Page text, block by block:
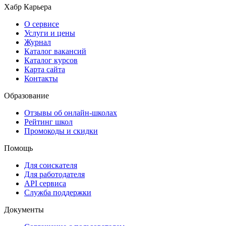
Хабр Карьера
О сервисе
Услуги и цены
Журнал
Каталог вакансий
Каталог курсов
Карта сайта
Контакты
Образование
Отзывы об онлайн-школах
Рейтинг школ
Промокоды и скидки
Помощь
Для соискателя
Для работодателя
API сервиса
Служба поддержки
Документы